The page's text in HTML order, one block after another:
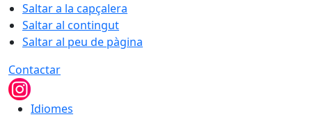
Saltar a la capçalera
Saltar al contingut
Saltar al peu de pàgina
Contactar
Idiomes